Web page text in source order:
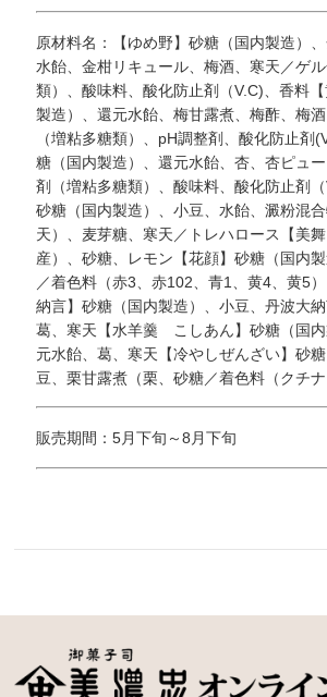
原材料名：【ゆめ野】砂糖（国内製造）
水飴、金柑リキュール、梅酒、寒天／ゲ
類）、酸味料、酸化防止剤（V.C)、香料
製造）、還元水飴、梅甘露煮、梅酢、梅
（増粘多糖類）、pH調整剤、酸化防止剤
糖（国内製造）、還元水飴、杏、杏ピュ
剤（増粘多糖類）、酸味料、酸化防止剤（
砂糖（国内製造）、小豆、水飴、澱粉混
天）、麦芽糖、寒天／トレハロース【美
産）、砂糖、レモン【花顔】砂糖（国内
／着色料（赤3、赤102、青1、黄4、黄5
納言】砂糖（国内製造）、小豆、丹波大納
葛、寒天【水羊羹 こしあん】砂糖（国
元水飴、葛、寒天【冷やしぜんざい】砂
豆、栗甘露煮（栗、砂糖／着色料（クチナ
販売期間：5月下旬～8月下旬